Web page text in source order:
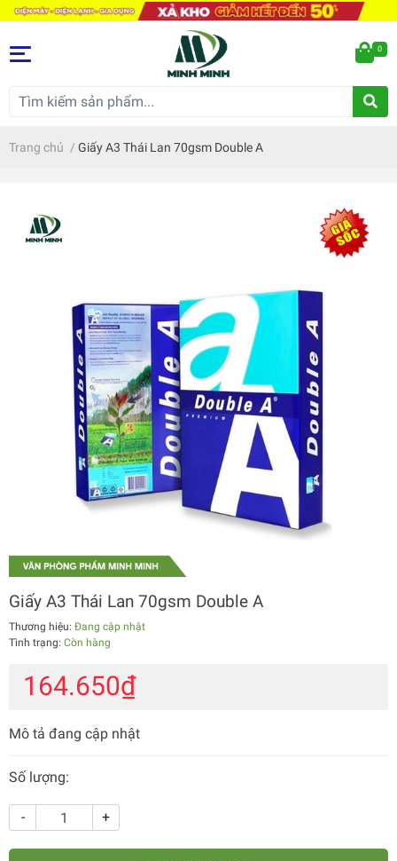
0
Trang chủ / Giấy A3 Thái Lan 70gsm Double A
Giấy A3 Thái Lan 70gsm Double A
Thương hiệu: Đang cập nhật
Tình trạng: Còn hàng
164.650₫
Mô tả đang cập nhật
Số lượng:
- +